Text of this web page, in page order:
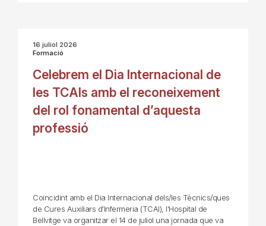
16 juliol 2026
Formació
Celebrem el Dia Internacional de
les TCAIs amb el reconeixement
del rol fonamental d’aquesta
professió
Coincidint amb el Dia Internacional dels/les Tècnics/ques
de Cures Auxiliars d'Infermeria (TCAI), l'Hospital de
Bellvitge va organitzar el 14 de juliol una jornada que va